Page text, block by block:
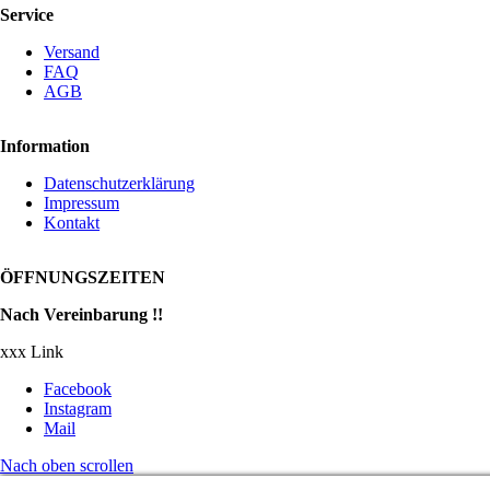
Service
Versand
FAQ
AGB
Information
Datenschutzerklärung
Impressum
Kontakt
ÖFFNUNGSZEITEN
Nach Vereinbarung !!
xxx Link
Facebook
Instagram
Mail
Nach oben scrollen